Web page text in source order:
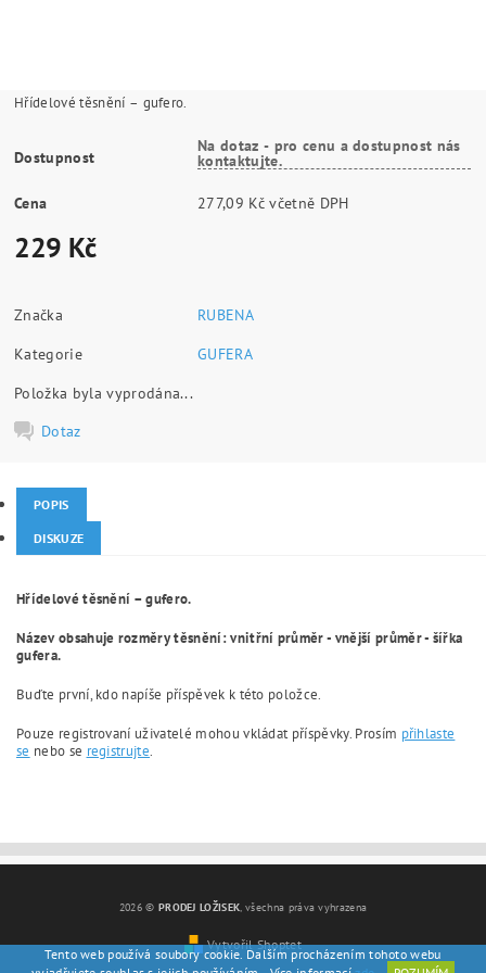
Hřídelové těsnění – gufero.
Dostupnost
Na dotaz - pro cenu a dostupnost nás
kontaktujte.
Cena 277,09 Kč včetně DPH
229 Kč
Značka
RUBENA
Kategorie
GUFERA
Položka byla vyprodána...
Dotaz
POPIS
DISKUZE
Hřídelové těsnění – gufero.
Název obsahuje rozměry těsnění: vnitřní průměr - vnější průměr - šířka
gufera.
Buďte první, kdo napíše příspěvek k této položce.
Pouze registrovaní uživatelé mohou vkládat příspěvky. Prosím přihlaste
se nebo se registrujte.
2026 © PRODEJ LOŽISEK, všechna práva vyhrazena
Vytvořil Shoptet
Tento web používá soubory cookie. Dalším procházením tohoto webu